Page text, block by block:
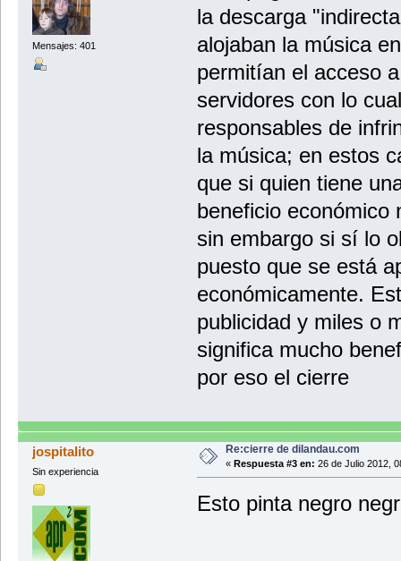
Mensajes: 401
la descarga
alojaban la música
permitían el acceso
servidores con lo
responsables de
la música; en estos
que si quien tiene
beneficio económico
sin embargo si sí lo
puesto que se está
económicamente.
publicidad y miles o
significa mucho
por eso el cierre
jospitalito
Sin experiencia
Re:cierre de dilandau.com
« Respuesta #3 en: 26 de Julio 2012,
Esto pinta negro